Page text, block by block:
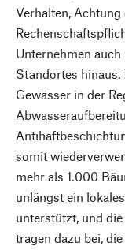
Verhalten,
Unternehmen
Standortes
Gewässer in der
somit
mehr als 1.000
unlängst ein
unterstützt, und
tragen dazu bei,